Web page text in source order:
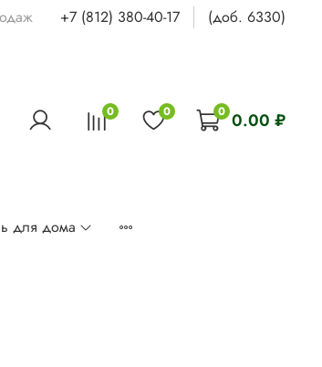
+7 (812) 380-40-17 (доб. 6330)
0 0 0 0.00 ₽
для дома